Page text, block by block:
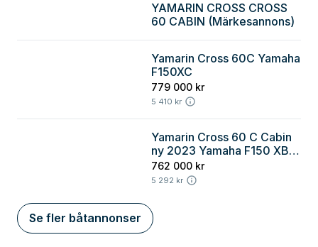
YAMARIN CROSS CROSS
60 CABIN (Märkesannons)
Yamarin Cross 60C Yamaha
F150XC
779 000 kr
5 410 kr
Yamarin Cross 60 C Cabin
ny 2023 Yamaha F150 XB
Premium
762 000 kr
5 292 kr
Se fler båtannonser